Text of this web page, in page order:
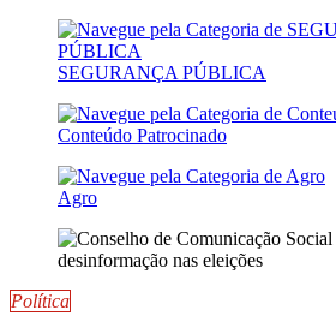
SEGURANÇA PÚBLICA
Conteúdo Patrocinado
Agro
Política